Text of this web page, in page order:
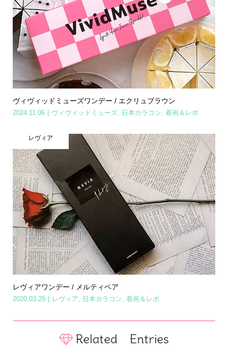
ヴィヴィッドミューズワンデー / エクリュブラウン
2024.11.06 ヴィヴィッドミューズ, 日本カラコン 着画＆レポ
レヴィア
レヴィアワンデー / メルティベア
2020.03.25 レヴィア 日本カラコン 着画＆レポ
Related Entries